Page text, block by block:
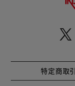
特定商取